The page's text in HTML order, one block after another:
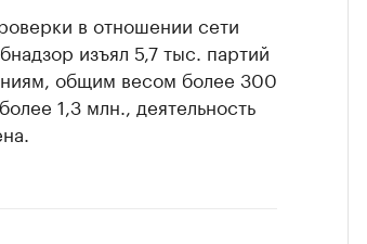
в отношении сети
изъял 5,7 тыс. партий
общим весом более 300
1,3 млн., деятельность